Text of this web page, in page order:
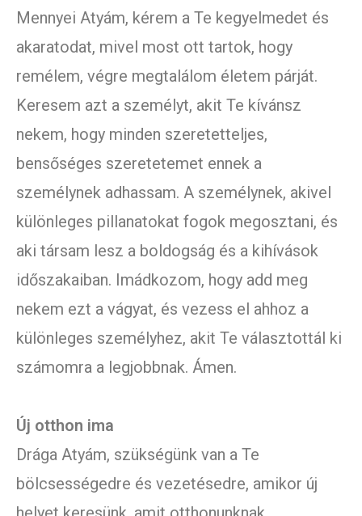
Mennyei Atyám, kérem a Te kegyelmedet és
akaratodat, mivel most ott tartok, hogy
remélem, végre megtalálom életem párját.
Keresem azt a személyt, akit Te kívánsz
nekem, hogy minden szeretetteljes,
bensőséges szeretetemet ennek a
személynek adhassam. A személynek, akivel
különleges pillanatokat fogok megosztani, és
aki társam lesz a boldogság és a kihívások
időszakaiban. Imádkozom, hogy add meg
nekem ezt a vágyat, és vezess el ahhoz a
különleges személyhez, akit Te választottál ki
számomra a legjobbnak. Ámen.
Új otthon ima
Drága Atyám, szükségünk van a Te
bölcsességedre és vezetésedre, amikor új